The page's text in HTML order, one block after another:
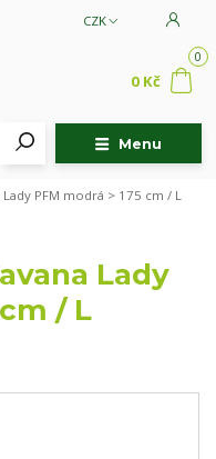
Menu
CZK
0
0 Kč
PFM modrá > 175 cm / L
Lady
/ L